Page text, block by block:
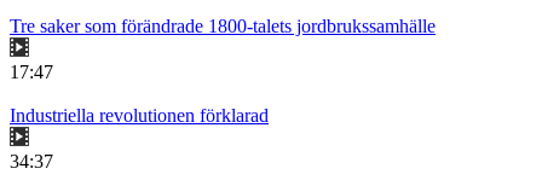
Tre saker som förändrade 1800-talets jordbrukssamhälle
17:47
Industriella revolutionen förklarad
34:37